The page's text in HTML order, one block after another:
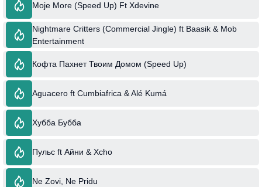
Moje More (Speed Up) Ft Xdevine
Nightmare Critters (Commercial Jingle) ft Baasik & Mob
Entertainment
Кофта Пахнет Твоим Домом (Speed Up)
Aguacero ft Cumbiafrica & Alé Kumá
Хубба Бубба
Пульс ft Айни & Xcho
Ne Zovi, Ne Pridu